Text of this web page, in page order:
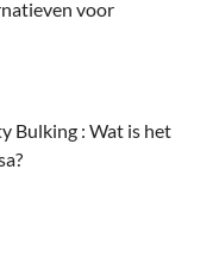
voor
Bulking : Wat is het